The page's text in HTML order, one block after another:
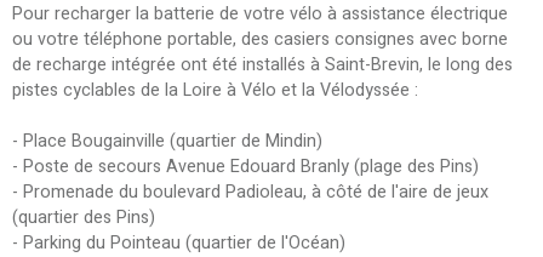
Pour recharger la batterie de votre vélo à assistance électrique
ou votre téléphone portable, des casiers consignes avec borne
de recharge intégrée ont été installés à Saint-Brevin, le long des
pistes cyclables de la Loire à Vélo et la Vélodyssée :
- Place Bougainville (quartier de Mindin)
- Poste de secours Avenue Edouard Branly (plage des Pins)
- Promenade du boulevard Padioleau, à côté de l'aire de jeux
(quartier des Pins)
- Parking du Pointeau (quartier de l'Océan)